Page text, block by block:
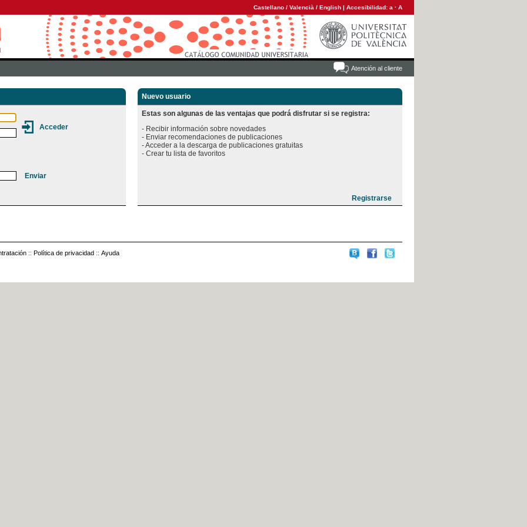
Castellano / Valencià / English | Accesibilidad: a · A
Atención al cliente
Nuevo usuario
Estas son algunas de las ventajas que podrá disfrutar si se registra:
- Recibir información sobre novedades
- Enviar recomendaciones de publicaciones
- Acceder a la descarga de publicaciones gratuitas
:: Política de privacidad :: Ayuda